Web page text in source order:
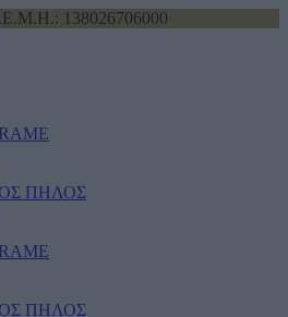
138026706000
ΠΗΛΟΣ
ΠΗΛΟΣ